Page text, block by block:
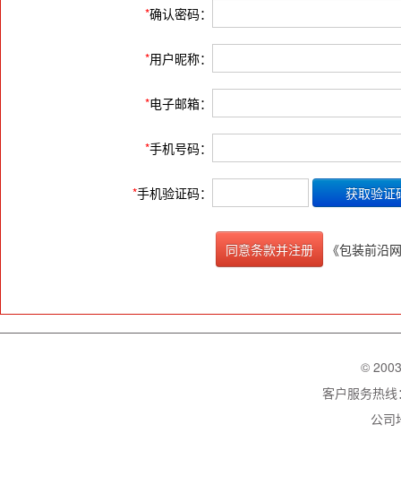
*确认密码：
*用户昵称：
*电子邮箱：
*手机号码：
*手机验证码：
同意条款并注册 《包装前沿
©
客户服务热
公司